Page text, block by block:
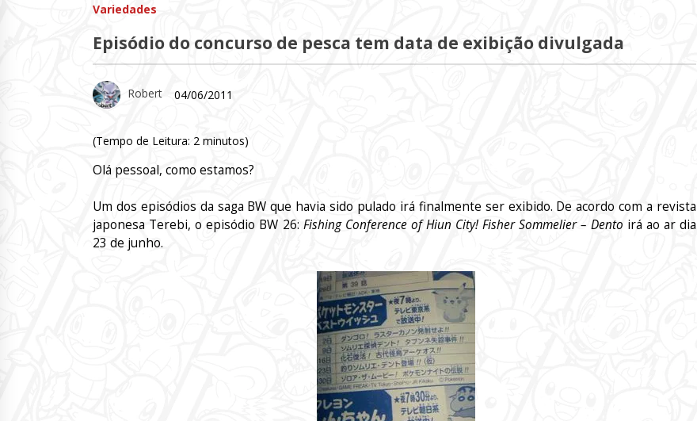
Variedades
Episódio do concurso de pesca tem data de exibição divulgada
Robert 04/06/2011
(Tempo de Leitura: 2 minutos)
Olá pessoal, como estamos?
Um dos episódios da saga BW que havia sido pulado irá finalmente ser exibido. De acordo com a revista
japonesa Terebi, o episódio BW 26: Fishing Conference of Hiun City! Fisher Sommelier – Dento irá ao ar dia
23 de junho.